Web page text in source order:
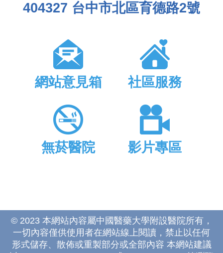
404327 台中市北區育德路2號
網站意見箱 社區服務
無菸醫院 影片專區
© 2023 本網站內容屬中國醫藥大學附設醫院所有，
一切內容僅供使用者在網站線上閱讀，禁止以任何
形式儲存、散佈或重製部分或全部內容 本網站建議